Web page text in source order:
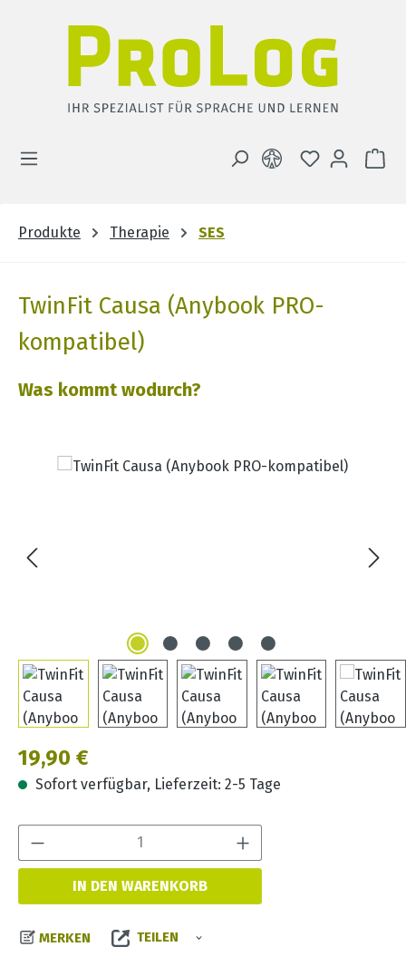
DU HAST 0
Produkte Therapie SES
TwinFit Causa (Anybook PRO-
kompatibel)
Was kommt wodurch?
Bildergalerie überspringen
Regulärer Preis:
19,90 €
Sofort verfügbar, Lieferzeit: 2-5 Tage
IN DEN WARENKORB
MERKEN TEILEN